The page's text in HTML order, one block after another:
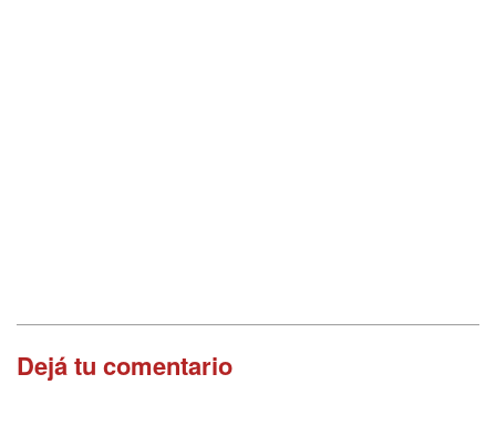
Dejá tu comentario